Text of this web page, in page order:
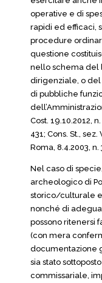
operative e di
rapidi ed efficaci,
procedure
questione
nello schema del
dirigenziale, o del
di pubbliche
Cost. 19.10.2012,
431; Cons. St., sez.
Roma, 8.4.2003, n.
Nel caso di
archeologico di
storico/culturale
nonché di
possono ritenersi
(con mera
documentazione
sia stato
commissariale,